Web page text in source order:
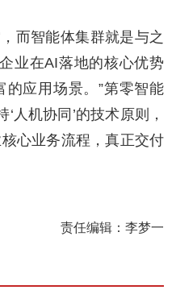
而智能体集群就是与之
业在AI落地的核心优势
应用场景。”第零智能
人机协同’的技术原则，
心业务流程，真正交付
责任编辑：李梦一